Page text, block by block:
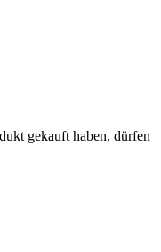
gekauft haben, dürfen